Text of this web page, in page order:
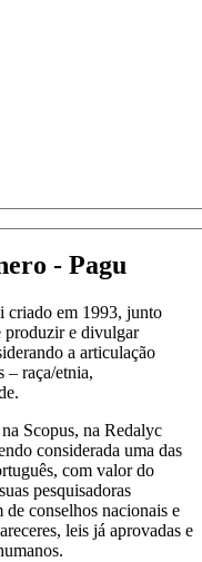
- Pagu
criado em 1993, junto
produzir e divulgar
a articulação
– raça/etnia,
Scopus, na Redalyc
considerada uma das
com valor do
pesquisadoras
conselhos nacionais e
leis já aprovadas e